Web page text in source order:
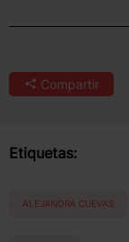
Compartir
Etiquetas:
ALEJANDRA CUEVAS